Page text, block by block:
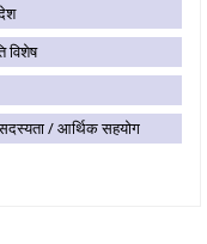
विशेष
सदस्यता / आर्थिक सहयोग